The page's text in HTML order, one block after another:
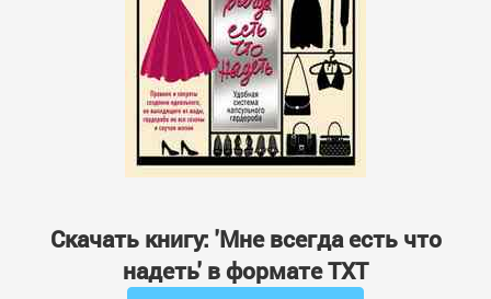
Скачать книгу: 'Мне всегда есть что
надеть' в формате TXT